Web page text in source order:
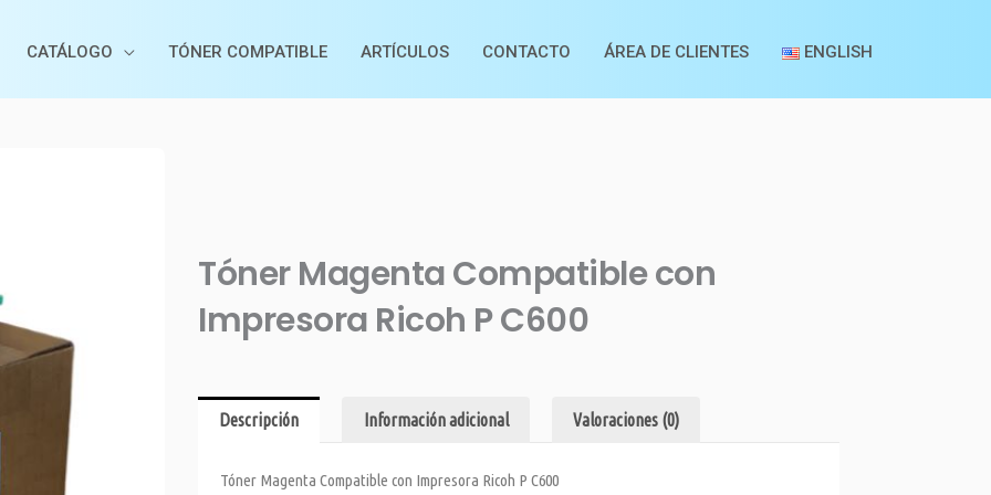
CATÁLOGO TÓNER COMPATIBLE ARTÍCULOS CONTACTO ÁREA DE CLIENTES ENGLISH
Tóner Magenta Compatible con
Impresora Ricoh P C600
Descripción Información adicional Valoraciones (0)
Tóner Magenta Compatible con Impresora Ricoh P C600